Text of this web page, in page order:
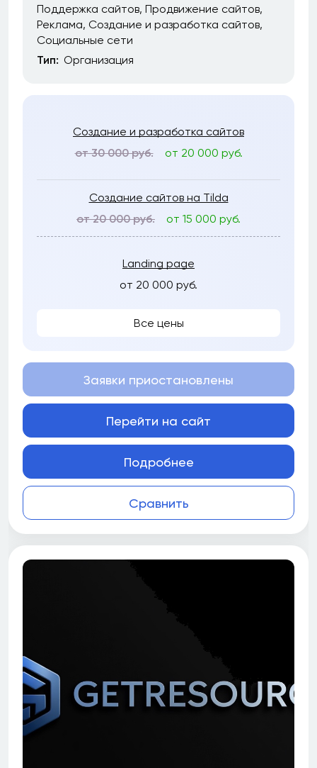
Поддержка сайтов Продвижение сайтов
Реклама Создание и разработка сайтов
Социальные сети
Тип: Организация
Создание и разработка сайтов
от 30 000 руб.
от 20 000 руб.
Создание сайтов на Tilda
от 20 000 руб.
от 15 000 руб.
Landing page
от 20 000 руб.
Все цены
Сравнить
Заявки приостановлены
Перейти на сайт
Подробнее